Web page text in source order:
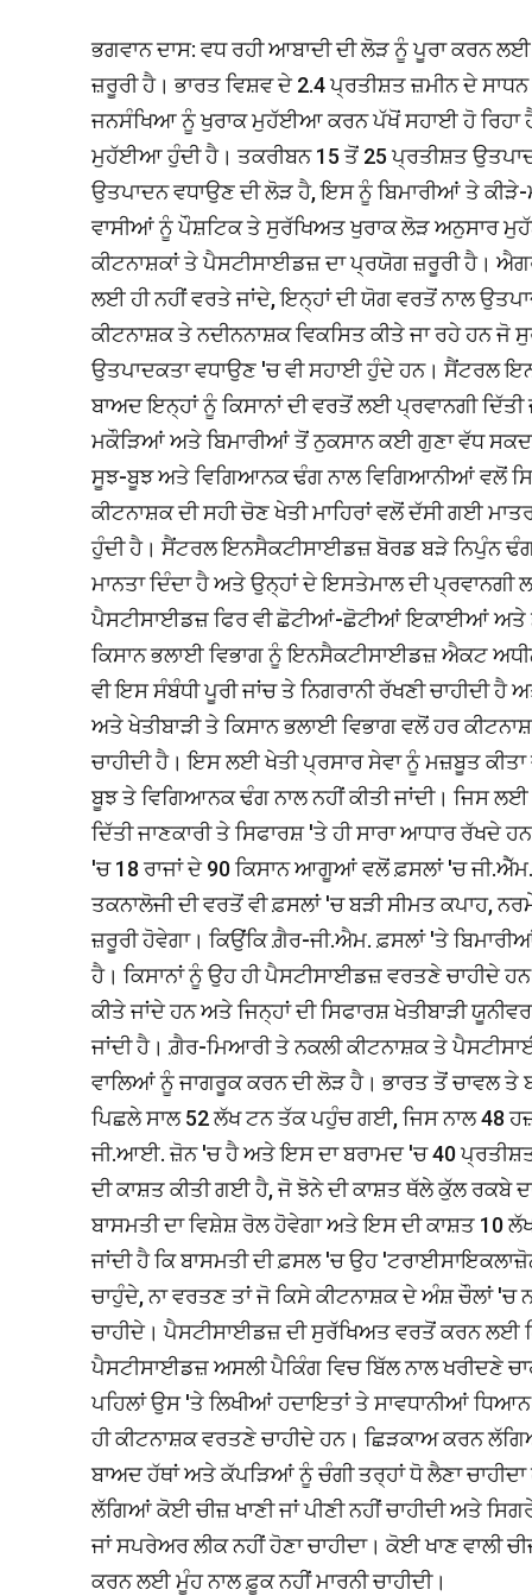
ਭਗਵਾਨ ਦਾਸ: ਵਧ ਰਹੀ ਆਬਾਦੀ ਦੀ ਲੋੜ ਨੂੰ ਪੂਰਾ ਕਰਨ
ਜ਼ਰੂਰੀ ਹੈ। ਭਾਰਤ ਵਿਸ਼ਵ ਦੇ 2.4 ਪ੍ਰਤੀਸ਼ਤ ਜ਼ਮੀਨ ਦੇ
ਜਨਸੰਖਿਆ ਨੂੰ ਖੁਰਾਕ ਮੁਹੱਈਆ ਕਰਨ ਪੱਖੋਂ ਸਹਾਈ ਹੋ ਰਿਹਾ
ਮੁਹੱਈਆ ਹੁੰਦੀ ਹੈ। ਤਕਰੀਬਨ 15 ਤੋਂ 25 ਪ੍ਰਤੀਸ਼ਤ
ਉਤਪਾਦਨ ਵਧਾਉਣ ਦੀ ਲੋੜ ਹੈ, ਇਸ ਨੂੰ ਬਿਮਾਰੀਆਂ ਤੇ
ਵਾਸੀਆਂ ਨੂੰ ਪੌਸ਼ਟਿਕ ਤੇ ਸੁਰੱਖਿਅਤ ਖੁਰਾਕ ਲੋੜ ਅਨੁਸਾਰ
ਕੀਟਨਾਸ਼ਕਾਂ ਤੇ ਪੈਸਟੀਸਾਈਡਜ਼ ਦਾ ਪ੍ਰਯੋਗ ਜ਼ਰੂਰੀ ਹੈ।
ਲਈ ਹੀ ਨਹੀਂ ਵਰਤੇ ਜਾਂਦੇ, ਇਨ੍ਹਾਂ ਦੀ ਯੋਗ ਵਰਤੋਂ ਨਾਲ
ਕੀਟਨਾਸ਼ਕ ਤੇ ਨਦੀਨਨਾਸ਼ਕ ਵਿਕਸਿਤ ਕੀਤੇ ਜਾ ਰਹੇ ਹਨ
ਉਤਪਾਦਕਤਾ ਵਧਾਉਣ 'ਚ ਵੀ ਸਹਾਈ ਹੁੰਦੇ ਹਨ। ਸੈਂਟਰਲ
ਬਾਅਦ ਇਨ੍ਹਾਂ ਨੂੰ ਕਿਸਾਨਾਂ ਦੀ ਵਰਤੋਂ ਲਈ ਪ੍ਰਵਾਨਗੀ
ਮਕੌੜਿਆਂ ਅਤੇ ਬਿਮਾਰੀਆਂ ਤੋਂ ਨੁਕਸਾਨ ਕਈ ਗੁਣਾ ਵੱਧ
ਸੂਝ-ਬੂਝ ਅਤੇ ਵਿਗਿਆਨਕ ਢੰਗ ਨਾਲ ਵਿਗਿਆਨੀਆਂ ਵਲੋਂ
ਕੀਟਨਾਸ਼ਕ ਦੀ ਸਹੀ ਚੋਣ ਖੇਤੀ ਮਾਹਿਰਾਂ ਵਲੋਂ ਦੱਸੀ ਗਈ
ਹੁੰਦੀ ਹੈ। ਸੈਂਟਰਲ ਇਨਸੈਕਟੀਸਾਈਡਜ਼ ਬੋਰਡ ਬੜੇ ਨਿਪੁੰਨ
ਮਾਨਤਾ ਦਿੰਦਾ ਹੈ ਅਤੇ ਉਨ੍ਹਾਂ ਦੇ ਇਸਤੇਮਾਲ ਦੀ
ਪੈਸਟੀਸਾਈਡਜ਼ ਫਿਰ ਵੀ ਛੋਟੀਆਂ-ਛੋਟੀਆਂ ਇਕਾਈਆਂ ਅਤੇ
ਕਿਸਾਨ ਭਲਾਈ ਵਿਭਾਗ ਨੂੰ ਇਨਸੈਕਟੀਸਾਈਡਜ਼ ਐਕਟ
ਵੀ ਇਸ ਸੰਬੰਧੀ ਪੂਰੀ ਜਾਂਚ ਤੇ ਨਿਗਰਾਨੀ ਰੱਖਣੀ ਚਾਹੀਦੀ
ਅਤੇ ਖੇਤੀਬਾੜੀ ਤੇ ਕਿਸਾਨ ਭਲਾਈ ਵਿਭਾਗ ਵਲੋਂ ਹਰ
ਚਾਹੀਦੀ ਹੈ। ਇਸ ਲਈ ਖੇਤੀ ਪ੍ਰਸਾਰ ਸੇਵਾ ਨੂੰ ਮਜ਼ਬੂਤ ਕੀਤਾ
ਬੂਝ ਤੇ ਵਿਗਿਆਨਕ ਢੰਗ ਨਾਲ ਨਹੀਂ ਕੀਤੀ ਜਾਂਦੀ। ਜਿਸ
ਦਿੱਤੀ ਜਾਣਕਾਰੀ ਤੇ ਸਿਫਾਰਸ਼ 'ਤੇ ਹੀ ਸਾਰਾ ਆਧਾਰ
'ਚ 18 ਰਾਜਾਂ ਦੇ 90 ਕਿਸਾਨ ਆਗੂਆਂ ਵਲੋਂ ਫ਼ਸਲਾਂ 'ਚ
ਤਕਨਾਲੋਜੀ ਦੀ ਵਰਤੋਂ ਵੀ ਫ਼ਸਲਾਂ 'ਚ ਬੜੀ ਸੀਮਤ ਕਪਾਹ,
ਜ਼ਰੂਰੀ ਹੋਵੇਗਾ। ਕਿਉਂਕਿ ਗ਼ੈਰ-ਜੀ.ਐਮ. ਫ਼ਸਲਾਂ 'ਤੇ
ਹੈ। ਕਿਸਾਨਾਂ ਨੂੰ ਉਹ ਹੀ ਪੈਸਟੀਸਾਈਡਜ਼ ਵਰਤਣੇ
ਕੀਤੇ ਜਾਂਦੇ ਹਨ ਅਤੇ ਜਿਨ੍ਹਾਂ ਦੀ ਸਿਫਾਰਸ਼ ਖੇਤੀਬਾੜੀ
ਜਾਂਦੀ ਹੈ। ਗ਼ੈਰ-ਮਿਆਰੀ ਤੇ ਨਕਲੀ ਕੀਟਨਾਸ਼ਕ ਤੇ
ਵਾਲਿਆਂ ਨੂੰ ਜਾਗਰੂਕ ਕਰਨ ਦੀ ਲੋੜ ਹੈ। ਭਾਰਤ ਤੋਂ ਚਾਵਲ ਤੇ
ਪਿਛਲੇ ਸਾਲ 52 ਲੱਖ ਟਨ ਤੱਕ ਪਹੁੰਚ ਗਈ, ਜਿਸ ਨਾਲ 48
ਜੀ.ਆਈ. ਜ਼ੋਨ 'ਚ ਹੈ ਅਤੇ ਇਸ ਦਾ ਬਰਾਮਦ 'ਚ 40
ਦੀ ਕਾਸ਼ਤ ਕੀਤੀ ਗਈ ਹੈ, ਜੋ ਝੋਨੇ ਦੀ ਕਾਸ਼ਤ ਥੱਲੇ ਕੁੱਲ ਰਕਬੇ
ਬਾਸਮਤੀ ਦਾ ਵਿਸ਼ੇਸ਼ ਰੋਲ ਹੋਵੇਗਾ ਅਤੇ ਇਸ ਦੀ ਕਾਸ਼ਤ 10
ਜਾਂਦੀ ਹੈ ਕਿ ਬਾਸਮਤੀ ਦੀ ਫ਼ਸਲ 'ਚ ਉਹ
ਚਾਹੁੰਦੇ, ਨਾ ਵਰਤਣ ਤਾਂ ਜੋ ਕਿਸੇ ਕੀਟਨਾਸ਼ਕ ਦੇ ਅੰਸ਼ ਚੌਲਾਂ 'ਚ
ਚਾਹੀਦੇ। ਪੈਸਟੀਸਾਈਡਜ਼ ਦੀ ਸੁਰੱਖਿਅਤ ਵਰਤੋਂ ਕਰਨ ਲਈ
ਪੈਸਟੀਸਾਈਡਜ਼ ਅਸਲੀ ਪੈਕਿੰਗ ਵਿਚ ਬਿੱਲ ਨਾਲ ਖਰੀਦਣੇ
ਪਹਿਲਾਂ ਉਸ 'ਤੇ ਲਿਖੀਆਂ ਹਦਾਇਤਾਂ ਤੇ ਸਾਵਧਾਨੀਆਂ
ਹੀ ਕੀਟਨਾਸ਼ਕ ਵਰਤਣੇ ਚਾਹੀਦੇ ਹਨ। ਛਿੜਕਾਅ ਕਰਨ
ਬਾਅਦ ਹੱਥਾਂ ਅਤੇ ਕੱਪੜਿਆਂ ਨੂੰ ਚੰਗੀ ਤਰ੍ਹਾਂ ਧੋ ਲੈਣਾ
ਲੱਗਿਆਂ ਕੋਈ ਚੀਜ਼ ਖਾਣੀ ਜਾਂ ਪੀਣੀ ਨਹੀਂ ਚਾਹੀਦੀ ਅਤੇ
ਜਾਂ ਸਪਰੇਅਰ ਲੀਕ ਨਹੀਂ ਹੋਣਾ ਚਾਹੀਦਾ। ਕੋਈ ਖਾਣ ਵਾਲੀ
ਕਰਨ ਲਈ ਮੂੰਹ ਨਾਲ ਫ਼ੂਕ ਨਹੀਂ ਮਾਰਨੀ ਚਾਹੀਦੀ।